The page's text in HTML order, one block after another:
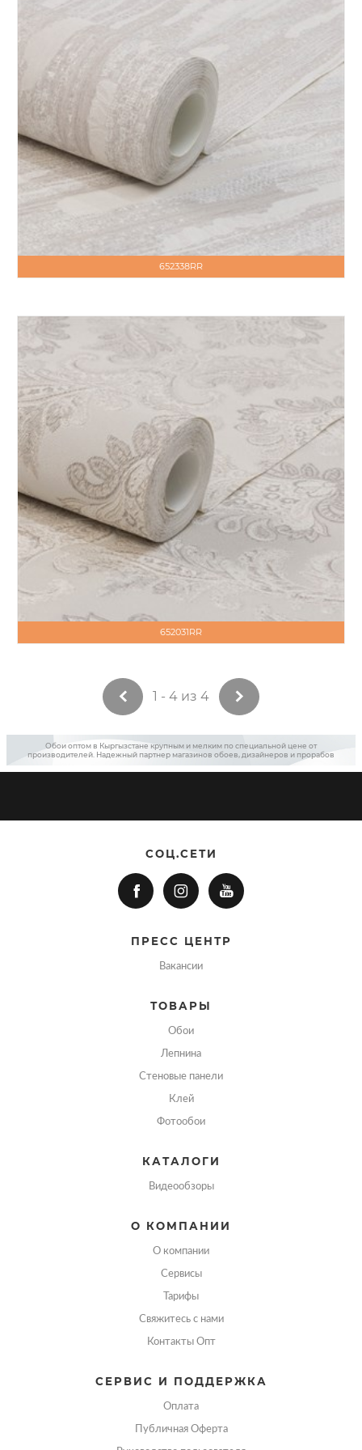
652338RR
652031RR
1 - 4 из 4
Обои оптом в Кыргызстане крупным и мелким по специальной цене от
производителей. Надежный партнер магазинов обоев, дизайнеров и прорабов
СОЦ.СЕТИ
ПРЕСС ЦЕНТР
Вакансии
ТОВАРЫ
Обои
Лепнина
Стеновые панели
Клей
Фотообои
КАТАЛОГИ
Видеообзоры
О КОМПАНИИ
О компании
Сервисы
Тарифы
Свяжитесь с нами
Контакты Опт
СЕРВИС И ПОДДЕРЖКА
Оплата
Публичная Оферта